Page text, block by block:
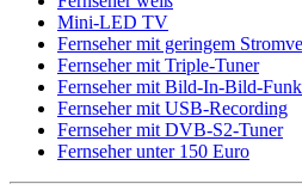
Mini-LED TV
Fernseher mit geringem
Fernseher mit Triple-Tuner
Fernseher mit Bild-In-Bild-
Fernseher mit USB-Recording
Fernseher mit DVB-S2-Tuner
Fernseher unter 150 Euro